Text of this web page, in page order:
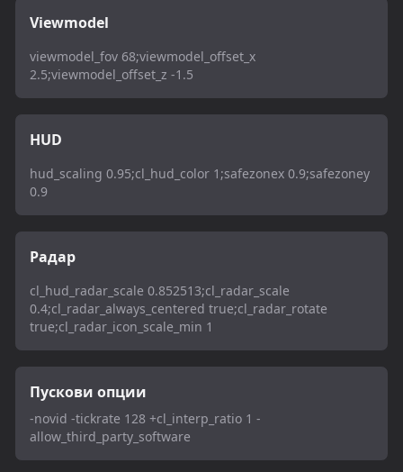
Viewmodel
viewmodel_fov 68;viewmodel_offset_x
2.5;viewmodel_offset_z -1.5
HUD
hud_scaling 0.95;cl_hud_color 1;safezonex 0.9;safezoney
0.9
Радар
cl_hud_radar_scale 0.852513;cl_radar_scale
0.4;cl_radar_always_centered true;cl_radar_rotate
true;cl_radar_icon_scale_min 1
Пускови опции
-novid -tickrate 128 +cl_interp_ratio 1 -
allow_third_party_software